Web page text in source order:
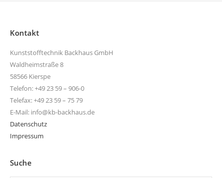
Kontakt
Kunststofftechnik Backhaus GmbH
Waldheimstraße 8
58566 Kierspe
Telefon: +49 23 59 – 906-0
Telefax: +49 23 59 – 75 79
E-Mail: info@kb-backhaus.de
Datenschutz
Impressum
Suche